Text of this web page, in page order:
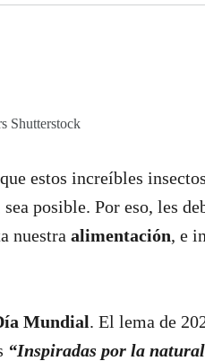
Shutterstock
estos increíbles
posible. Por eso, les
nuestra alimentación, e
Mundial. El lema de
“Inspiradas por la